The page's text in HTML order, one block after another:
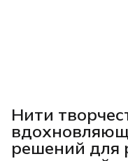
Нити
решений для